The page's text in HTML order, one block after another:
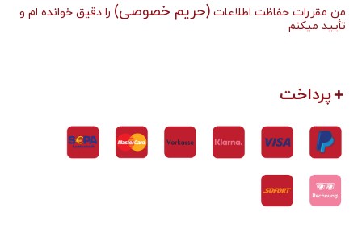
من مقررات حفاظت اطلاعات (حریم خصوصی) را دقیق خوانده ام و
تأييد میکنم
پرداخت